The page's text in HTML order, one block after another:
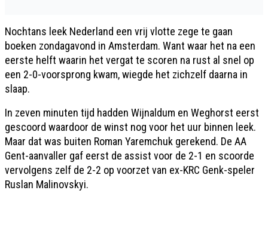
Nochtans leek Nederland een vrij vlotte zege te gaan
boeken zondagavond in Amsterdam. Want waar het na een
eerste helft waarin het vergat te scoren na rust al snel op
een 2-0-voorsprong kwam, wiegde het zichzelf daarna in
slaap.
In zeven minuten tijd hadden Wijnaldum en Weghorst eerst
gescoord waardoor de winst nog voor het uur binnen leek.
Maar dat was buiten Roman Yaremchuk gerekend. De AA
Gent-aanvaller gaf eerst de assist voor de 2-1 en scoorde
vervolgens zelf de 2-2 op voorzet van ex-KRC Genk-speler
Ruslan Malinovskyi.